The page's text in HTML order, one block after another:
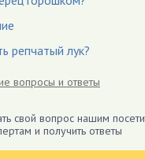
репчатый лук?
вопросы и ответы
свой вопрос нашим
и получить ответы